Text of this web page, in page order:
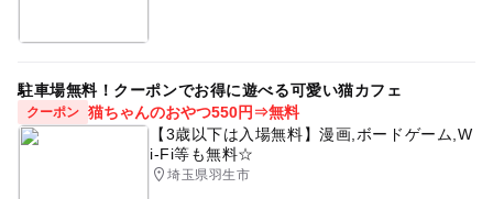
駐車場無料！クーポンでお得に遊べる可愛い猫カフェ
クーポン 猫ちゃんのおやつ550円⇒無料
【3歳以下は入場無料】漫画,ボードゲーム,W
i-Fi等も無料☆
埼玉県羽生市